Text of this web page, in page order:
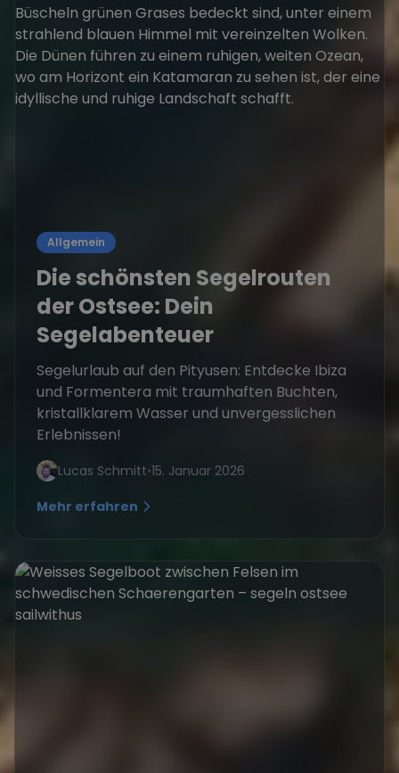
Allgemein
Die schönsten Segelrouten
der Ostsee: Dein
Segelabenteuer
Segelurlaub auf den Pityusen: Entdecke Ibiza
und Formentera mit traumhaften Buchten,
kristallklarem Wasser und unvergesslichen
Erlebnissen!
Lucas Schmitt•15. Januar 2026
Mehr erfahren